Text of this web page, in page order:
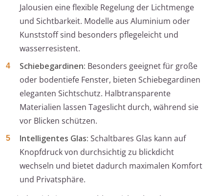
Jalousien eine flexible Regelung der Lichtmenge
und Sichtbarkeit. Modelle aus Aluminium oder
Kunststoff sind besonders pflegeleicht und
wasserresistent.
Schiebegardinen: Besonders geeignet für große
oder bodentiefe Fenster, bieten Schiebegardinen
eleganten Sichtschutz. Halbtransparente
Materialien lassen Tageslicht durch, während sie
vor Blicken schützen.
Intelligentes Glas: Schaltbares Glas kann auf
Knopfdruck von durchsichtig zu blickdicht
wechseln und bietet dadurch maximalen Komfort
und Privatsphäre.